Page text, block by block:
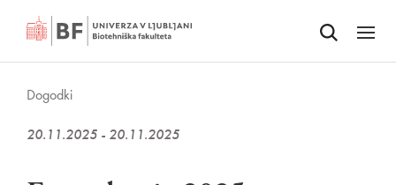
Odpri iskalnik
Odpri
Dogodki
20.11.2025 - 20.11.2025